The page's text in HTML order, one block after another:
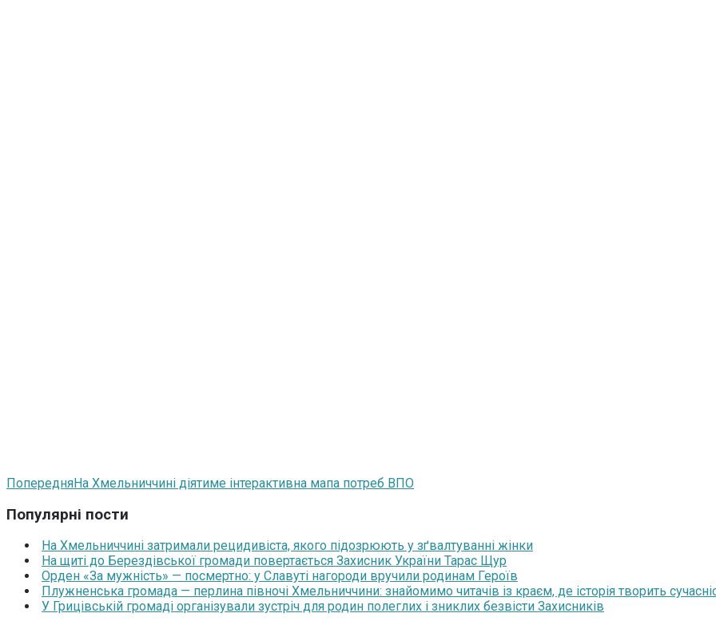
ПопередняНа Хмельниччині діятиме інтерактивна мапа потреб ВПО
Популярні пости
На Хмельниччині затримали рецидивіста, якого підозрюють у зґвалтуванні жінки
На щиті до Берездівської громади повертається Захисник України Тарас Щур
Орден «За мужність» — посмертно: у Славуті нагороди вручили родинам Героїв
Плужненська громада — перлина півночі Хмельниччини: знайомимо читачів із краєм, де історія творить
У Грицівській громаді організували зустріч для родин полеглих і зниклих безвісти Захисників